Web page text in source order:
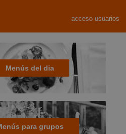
acceso usuarios
Menús del dia
para grupos